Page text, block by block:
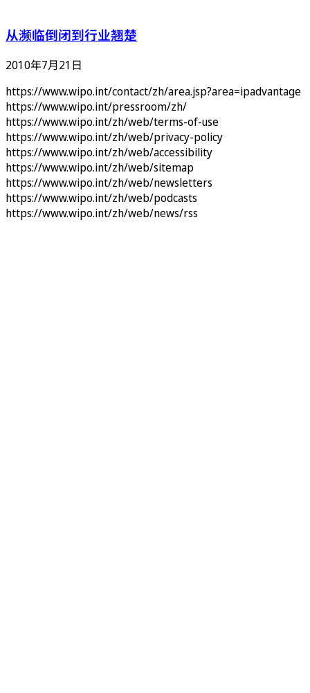
从濒临倒闭到行业翘楚
2010年7月21日
https://www.wipo.int/contact/zh/area.jsp?area=ipadvantage
https://www.wipo.int/pressroom/zh/
https://www.wipo.int/zh/web/terms-of-use
https://www.wipo.int/zh/web/privacy-policy
https://www.wipo.int/zh/web/accessibility
https://www.wipo.int/zh/web/sitemap
https://www.wipo.int/zh/web/newsletters
https://www.wipo.int/zh/web/podcasts
https://www.wipo.int/zh/web/news/rss